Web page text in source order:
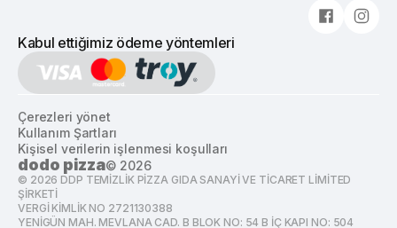
Kabul ettiğimiz ödeme yöntemleri
dodo pizza© 2026
Kişisel verilerin işlenmesi koşulları
Kullanım Şartları
Çerezleri yönet
© 2026 DDP TEMİZLİK PİZZA GIDA SANAYİ VE TİCARET LİMİTED
ŞİRKETİ
VERGİ KİMLİK NO 2721130388
YENİGÜN MAH. MEVLANA CAD. B BLOK NO: 54 B İÇ KAPI NO: 504